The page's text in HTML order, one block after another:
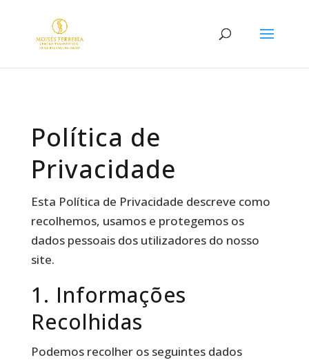
Política de
Privacidade
Esta Política de Privacidade descreve como
recolhemos, usamos e protegemos os
dados pessoais dos utilizadores do nosso
site.
1. Informações
Recolhidas
Podemos recolher os seguintes dados